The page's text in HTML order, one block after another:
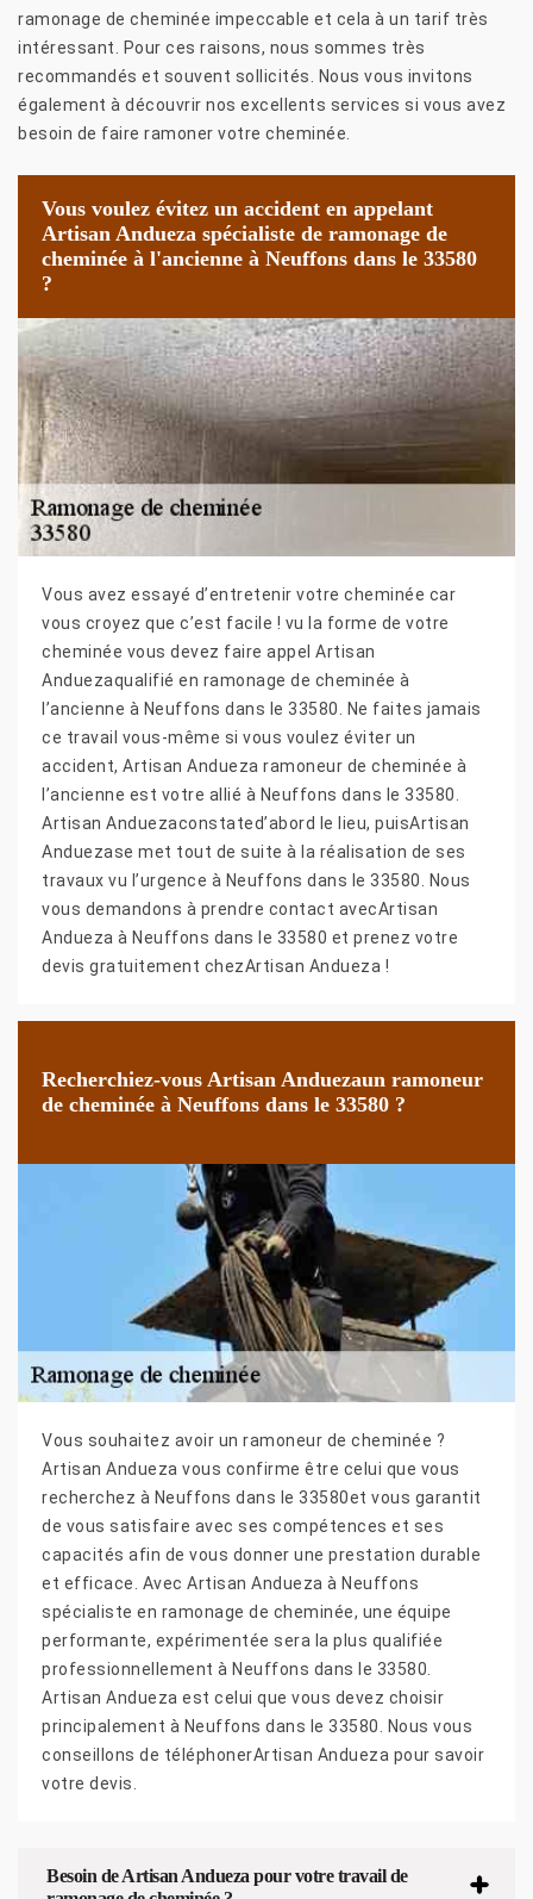
ramonage de cheminée impeccable et cela à un tarif très
intéressant. Pour ces raisons, nous sommes très
recommandés et souvent sollicités. Nous vous invitons
également à découvrir nos excellents services si vous avez
besoin de faire ramoner votre cheminée.
Vous voulez évitez un accident en appelant
Artisan Andueza spécialiste de ramonage de
cheminée à l'ancienne à Neuffons dans le 33580
?
Vous avez essayé d’entretenir votre cheminée car
vous croyez que c’est facile ! vu la forme de votre
cheminée vous devez faire appel Artisan
Anduezaqualifié en ramonage de cheminée à
l’ancienne à Neuffons dans le 33580. Ne faites jamais
ce travail vous-même si vous voulez éviter un
accident, Artisan Andueza ramoneur de cheminée à
l’ancienne est votre allié à Neuffons dans le 33580.
Artisan Anduezaconstated’abord le lieu, puisArtisan
Anduezase met tout de suite à la réalisation de ses
travaux vu l’urgence à Neuffons dans le 33580. Nous
vous demandons à prendre contact avecArtisan
Andueza à Neuffons dans le 33580 et prenez votre
devis gratuitement chezArtisan Andueza !
Recherchiez-vous Artisan Anduezaun ramoneur
de cheminée à Neuffons dans le 33580 ?
Vous souhaitez avoir un ramoneur de cheminée ?
Artisan Andueza vous confirme être celui que vous
recherchez à Neuffons dans le 33580et vous garantit
de vous satisfaire avec ses compétences et ses
capacités afin de vous donner une prestation durable
et efficace. Avec Artisan Andueza à Neuffons
spécialiste en ramonage de cheminée, une équipe
performante, expérimentée sera la plus qualifiée
professionnellement à Neuffons dans le 33580.
Artisan Andueza est celui que vous devez choisir
principalement à Neuffons dans le 33580. Nous vous
conseillons de téléphonerArtisan Andueza pour savoir
votre devis.
Besoin de Artisan Andueza pour votre travail de